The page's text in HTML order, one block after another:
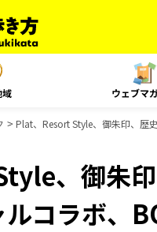
域 ウェブマ
Plat、Resort Style、御朱印、歴
、御朱
ルコラボ、